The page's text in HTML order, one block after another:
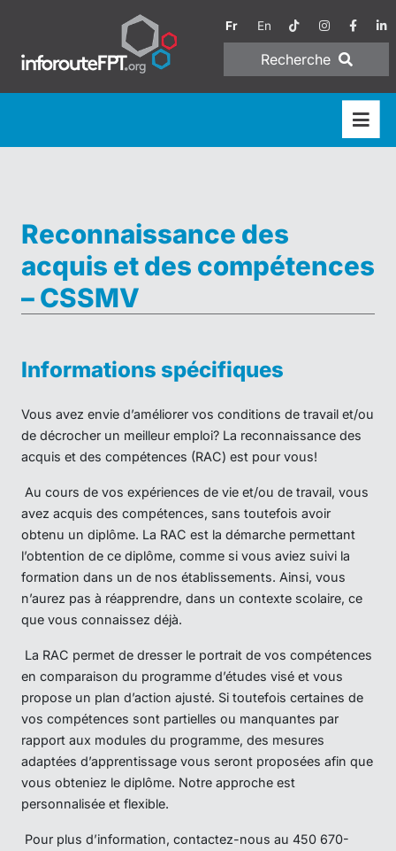
Fr En
Recherche
Reconnaissance des
acquis et des compétences
– CSSMV
Informations spécifiques
Vous avez envie d’améliorer vos conditions de travail et/ou
de décrocher un meilleur emploi? La reconnaissance des
acquis et des compétences (RAC) est pour vous!
Au cours de vos expériences de vie et/ou de travail, vous
avez acquis des compétences, sans toutefois avoir
obtenu un diplôme. La RAC est la démarche permettant
l’obtention de ce diplôme, comme si vous aviez suivi la
formation dans un de nos établissements. Ainsi, vous
n’aurez pas à réapprendre, dans un contexte scolaire, ce
que vous connaissez déjà.
La RAC permet de dresser le portrait de vos compétences
en comparaison du programme d’études visé et vous
propose un plan d’action ajusté. Si toutefois certaines de
vos compétences sont partielles ou manquantes par
rapport aux modules du programme, des mesures
adaptées d’apprentissage vous seront proposées afin que
vous obteniez le diplôme. Notre approche est
personnalisée et flexible.
Pour plus d’information, contactez-nous au 450 670-